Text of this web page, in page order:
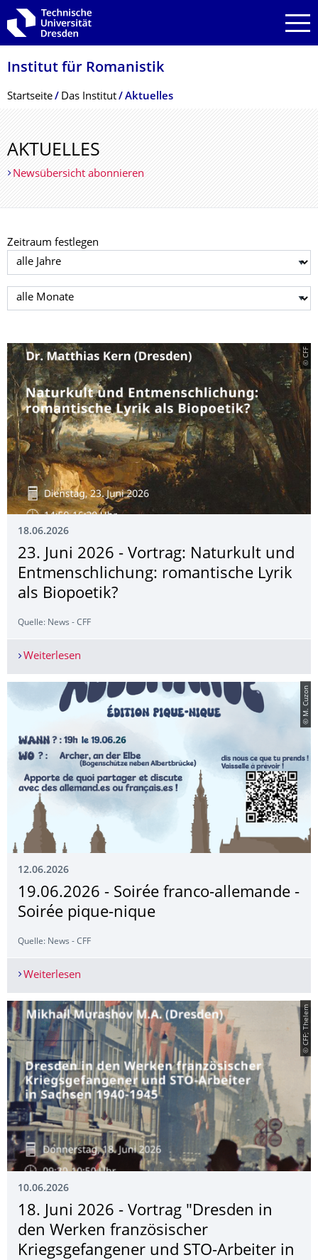
Zur Hauptnavigation springen
Zur Suche springen
Zum Inhalt springen
Institut für Romanistik
Breadcrumb-Menü
Startseite Das Institut Aktuelles
AKTUELLES
Newsübersicht abonnieren
Zeitraum festlegen
Jahr auswählen
Monat auswählen
© CFF
18.06.2026
23. Juni 2026 - Vortrag: Naturkult und
Entmenschli­chung: romantische Lyrik
als Biopoetik?
Quelle: News - CFF
Weiterlesen
© M. Cuzon
12.06.2026
19.06.2026 - Soirée franco-allemande -
Soirée pique-nique
Quelle: News - CFF
Weiterlesen
© CFF; Thelem
10.06.2026
18. Juni 2026 - Vortrag "Dresden in
den Werken französischer
Kriegsgefange­ner und STO-Arbeiter in